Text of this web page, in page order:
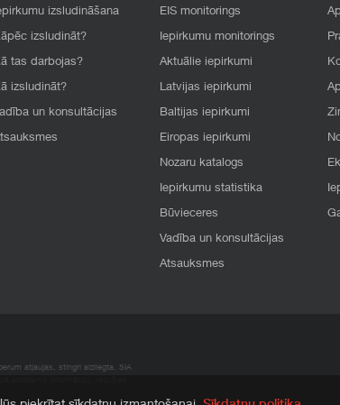
izsludināšana
izsludināt?
tas darbojas?
izsludināt?
un konsultācijas
EIS monitorings
Iepirkumu monitorings
Aktuālie iepirkumi
Latvijas iepirkumi
Baltijas iepirkumi
Eiropas iepirkumi
Nozaru katalogs
Iepirkumu statistika
Būvieceres
Vadība un konsultācijas
Atsauksmes
atļaujas, stingri aizliegta. SIA